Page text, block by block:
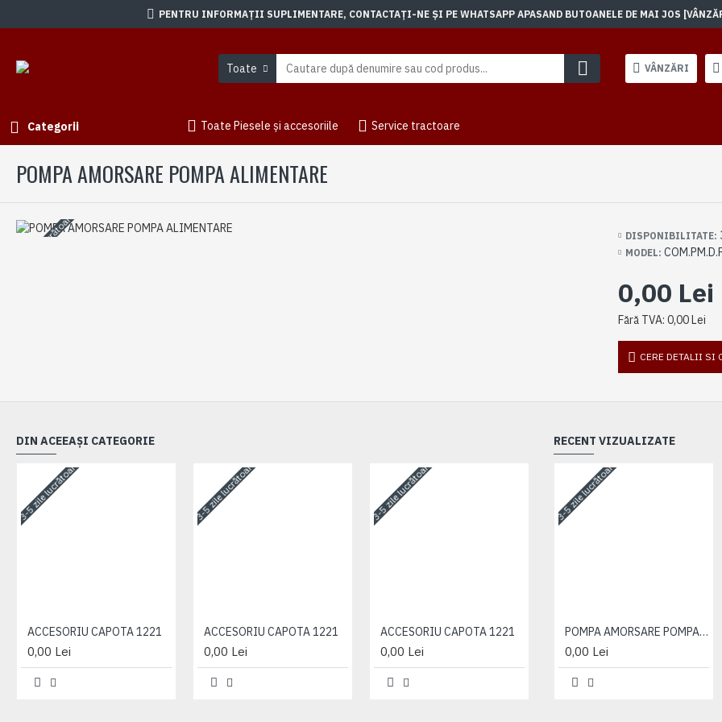
PENTRU INFORMAȚII SUPLIMENTARE, CONTACTAȚI-NE ȘI PE WHATSAPP APASAND BUTOANELE DE MAI JOS
Toate VÂNZĂRI
Categorii Toate Piesele și accesoriile Service tractoare
POMPA AMORSARE POMPA ALIMENTARE
3-5 zile lucrătoare DISPONIBILITATE:
MODEL:
0,00 Lei
Fără TVA: 0,00 Lei
CERE DETALII SI
DIN ACEEAȘI CATEGORIE
3-5 zile lucrătoare
ACCESORIU CAPOTA 1221
0,00 Lei
3-5 zile lucrătoare
ACCESORIU CAPOTA 1221
0,00 Lei
3-5 zile lucrătoare
ACCESORIU CAPOTA 1221
0,00 Lei
3-5 zile lucrătoare
ACCESORIU CAPOTA 1221
0,00 Lei
RECENT VIZUALIZATE
3-5 zile lucrătoare
POMPA AMORSARE POMPA ALIMENTARE
0,00 Lei